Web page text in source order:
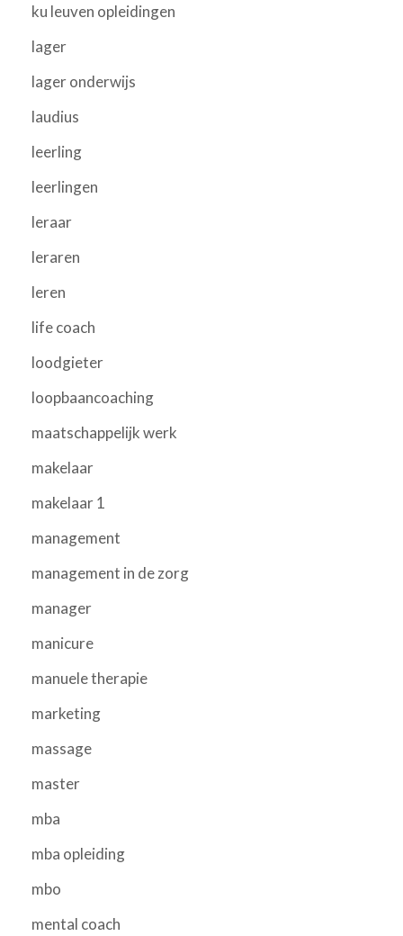
ku leuven opleidingen
lager
lager onderwijs
laudius
leerling
leerlingen
leraar
leraren
leren
life coach
loodgieter
loopbaancoaching
maatschappelijk werk
makelaar
makelaar 1
management
management in de zorg
manager
manicure
manuele therapie
marketing
massage
master
mba
mba opleiding
mbo
mental coach